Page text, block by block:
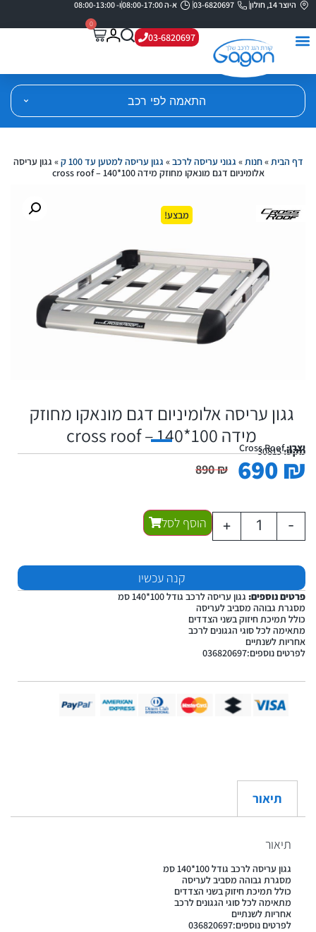
היוצר 14, חולון 03-6820697 א-ה 08:00-17:00 ו- 08:00-13:00
03-6820697
0
התאמה לפי רכב
דף הבית»חנות» גגוני עריסה לרכב» גגון עריסה למטען עד 100 ק » גגון עריסה
אלומיניום דגם מונאקו מחוזק מידה 100*140 – cross roof
מבצע!
גגון עריסה אלומיניום דגם מונאקו מחוזק
מידה 100*140 – cross roof
יצרן:Cross Roofמקט:30815
890₪ 690₪
-
+ הוסף לסל
קנה עכשיו
פרטים נוספים: גגון עריסה לרכב גודל 100*140 סמ
מסגרת גבוהה מסביב לעריסה
כולל תמיכת חיזוק בשני הצדדים
מתאימה לכל סוגי הגגונים לרכב
אחריות לשנתיים
לפרטים נוספים:036820697
תיאור
תיאור
גגון עריסה לרכב גודל 100*140 סמ
מסגרת גבוהה מסביב לעריסה
כולל תמיכת חיזוק בשני הצדדים
מתאימה לכל סוגי הגגונים לרכב
אחריות לשנתיים
לפרטים נוספים:036820697